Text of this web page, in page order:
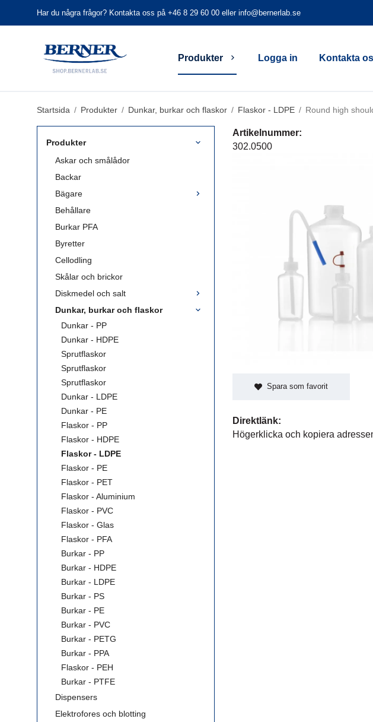
Har du några frågor? Kontakta oss på +46 8 29 60 00 eller info@bernerlab.se
Produkter Logga in Kontakta
Startsida / Produkter / Dunkar, burkar och flaskor / Flaskor - LDPE / Round high
Produkter
Askar och smålådor
Backar
Bägare
Behållare
Burkar PFA
Byretter
Cellodling
Skålar och brickor
Diskmedel och salt
Dunkar, burkar och flaskor
Dunkar - PP
Dunkar - HDPE
Sprutflaskor
Sprutflaskor
Sprutflaskor
Dunkar - LDPE
Dunkar - PE
Flaskor - PP
Flaskor - HDPE
Flaskor - LDPE
Flaskor - PE
Flaskor - PET
Flaskor - Aluminium
Flaskor - PVC
Flaskor - Glas
Flaskor - PFA
Burkar - PP
Burkar - HDPE
Burkar - LDPE
Burkar - PS
Burkar - PE
Burkar - PVC
Burkar - PETG
Burkar - PPA
Flaskor - PEH
Burkar - PTFE
Dispensers
Elektrofores och blotting
Artikelnummer:
302.0500
Spara som favorit
Direktlänk:
Högerklicka och kopiera